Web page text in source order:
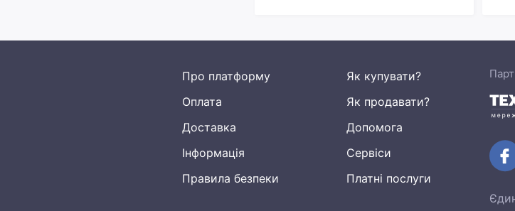
Про платформу
Оплата
Доставка
Інформація
Правила безпеки
Як купувати?
Як продавати?
Допомога
Сервіси
Платні послуги